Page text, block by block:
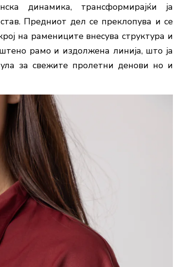
динамика, трансформирајќи ја
Предниот дел се преклопува и се
на рамениците внесува структура и
рамо и издолжена линија, што ја
за свежите пролетни денови но и